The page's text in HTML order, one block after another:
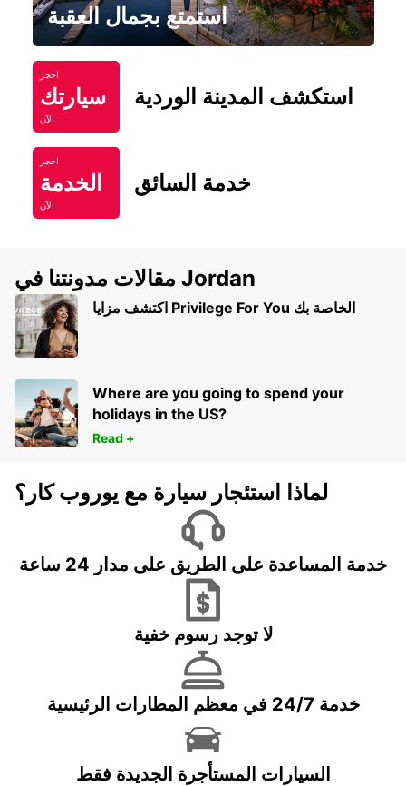
استمتع بجمال العقبة
احجز
سيارتك
الآن
استكشف المدينة الوردية
احجز
الخدمة
الآن
خدمة السائق
مقالات مدونتنا في Jordan
اكتشف مزايا Privilege For You الخاصة بك
Where are you going to spend your
holidays in the US?
Read +
لماذا استئجار سيارة مع يوروب كار؟
خدمة المساعدة على الطريق على مدار 24 ساعة
لا توجد رسوم خفية
خدمة 24/7 في معظم المطارات الرئيسية
السيارات المستأجرة الجديدة فقط